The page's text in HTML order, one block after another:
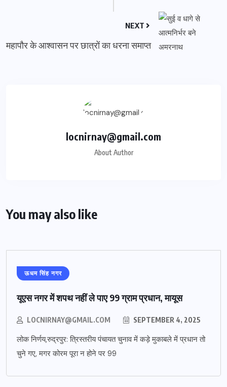
NEXT
महापौर के आश्वासन पर छात्रों का धरना समाप्त
locnirnay@gmail.com
About Author
You may also like
ऊधम सिंह नगर
यूएस नगर में शपथ नहीं ले पाए 99 ग्राम प्रधान, मायूस
LOCNIRNAY@GMAIL.COM SEPTEMBER 4, 2025
लोक निर्णय,रुद्रपुर: त्रिस्तरीय पंचायत चुनाव में कड़े मुकाबले में प्रधान तो
चुने गए, मगर कोरम पूरा न होने पर 99